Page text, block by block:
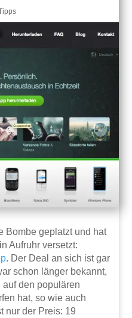
Bombe geplatzt und hat
Aufruhr versetzt:
. Der Deal an sich ist gar
schon länger bekannt,
den populären
hat, so wie auch
nur der Preis: 19